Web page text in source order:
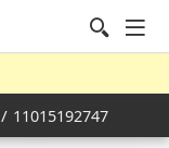
11015192747